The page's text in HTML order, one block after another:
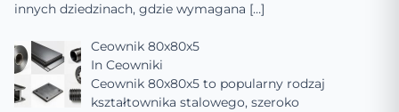
innych dziedzinach, gdzie wymagana […]
Ceownik 80x80x5
In Ceowniki
Ceownik 80x80x5 to popularny rodzaj
kształtownika stalowego, szeroko